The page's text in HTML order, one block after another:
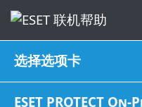
选择选项卡
ESET PROTECT On-